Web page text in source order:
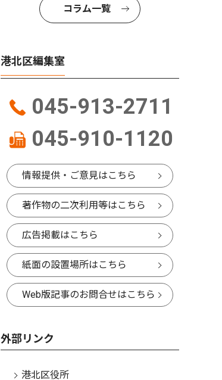
コラム一覧
港北区編集室
045-913-2711
045-910-1120
情報提供・ご意見はこちら
著作物の二次利用等はこちら
広告掲載はこちら
紙面の設置場所はこちら
Web版記事のお問合せはこちら
外部リンク
港北区役所